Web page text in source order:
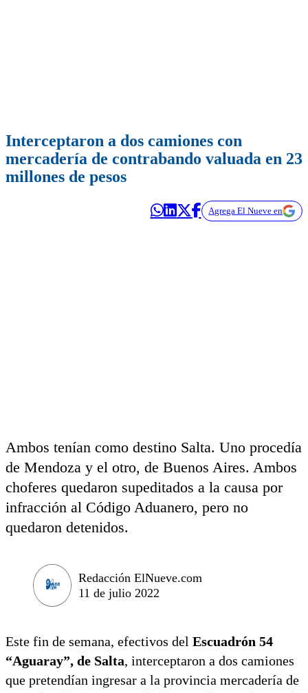
Interceptaron a dos camiones con
mercadería de contrabando valuada en 23
millones de pesos
Agrega El Nueve en
Ambos tenían como destino Salta. Uno procedía
de Mendoza y el otro, de Buenos Aires. Ambos
choferes quedaron supeditados a la causa por
infracción al Código Aduanero, pero no
quedaron detenidos.
Redacción ElNueve.com
11 de julio 2022
Este fin de semana, efectivos del Escuadrón 54
“Aguaray”, de Salta, interceptaron a dos camiones
que pretendían ingresar a la provincia mercadería de